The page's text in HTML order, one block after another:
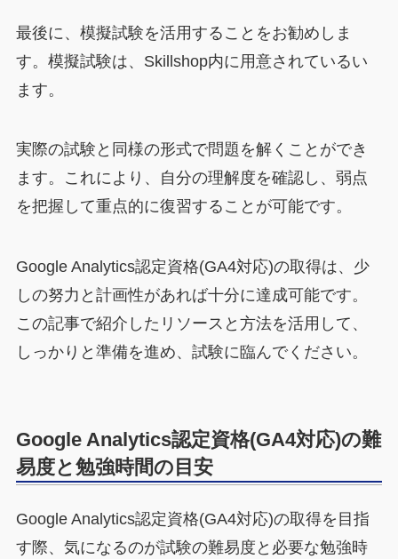
最後に、模擬試験を活用することをお勧めしま
す。模擬試験は、Skillshop内に用意されているい
ます。
実際の試験と同様の形式で問題を解くことができ
ます。これにより、自分の理解度を確認し、弱点
を把握して重点的に復習することが可能です。
Google Analytics認定資格(GA4対応)の取得は、少
しの努力と計画性があれば十分に達成可能です。
この記事で紹介したリソースと方法を活用して、
しっかりと準備を進め、試験に臨んでください。
Google Analytics認定資格(GA4対応)の難
易度と勉強時間の目安
Google Analytics認定資格(GA4対応)の取得を目指
す際、気になるのが試験の難易度と必要な勉強時